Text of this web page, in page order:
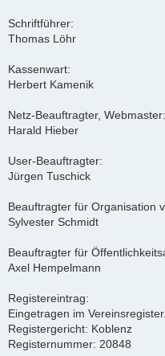
Schriftführer:
Thomas Löhr
Kassenwart:
Herbert Kamenik
Netz-Beauftragter, Webmaster:
Harald Hieber
User-Beauftragter:
Jürgen Tuschick
Beauftragter für Organisation
Sylvester Schmidt
Beauftragter für
Axel Hempelmann
Registereintrag:
Eingetragen im Vereinsregister.
Registergericht: Koblenz
Registernummer: 20848